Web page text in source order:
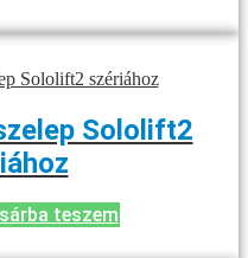
Sololift2
teszem